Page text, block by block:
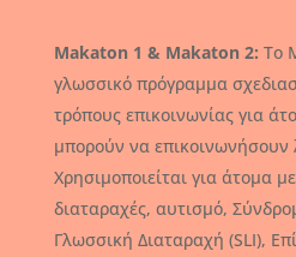
Makaton 1 & Makaton 2: Το
γλωσσικό πρόγραμμα
τρόπους επικοινωνίας για
μπορούν να επικοινωνήσουν
Χρησιμοποιείται για άτομα
διαταραχές, αυτισμό,
Γλωσσική Διαταραχή (SLI),